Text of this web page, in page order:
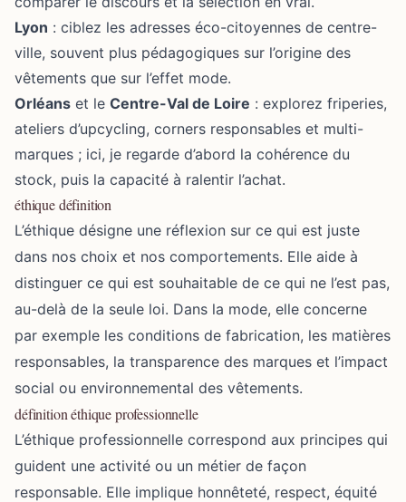
Lyon : ciblez les adresses éco-citoyennes de centre-
ville, souvent plus pédagogiques sur l’origine des
vêtements que sur l’effet mode.
Orléans et le Centre-Val de Loire : explorez friperies,
ateliers d’upcycling, corners responsables et multi-
marques ; ici, je regarde d’abord la cohérence du
stock, puis la capacité à ralentir l’achat.
éthique définition
L’éthique désigne une réflexion sur ce qui est juste
dans nos choix et nos comportements. Elle aide à
distinguer ce qui est souhaitable de ce qui ne l’est pas,
au-delà de la seule loi. Dans la mode, elle concerne
par exemple les conditions de fabrication, les matières
responsables, la transparence des marques et l’impact
social ou environnemental des vêtements.
définition éthique professionnelle
L’éthique professionnelle correspond aux principes qui
guident une activité ou un métier de façon
responsable. Elle implique honnêteté, respect, équité